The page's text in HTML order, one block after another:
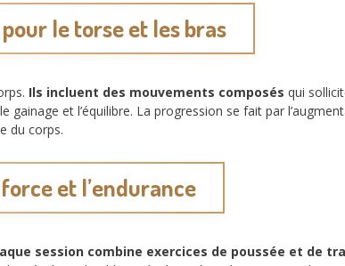
le torse et les bras
Ils incluent des mouvements composés qui
gainage et l’équilibre. La progression se fait par
du corps.
et l’endurance
session combine exercices de poussée et de